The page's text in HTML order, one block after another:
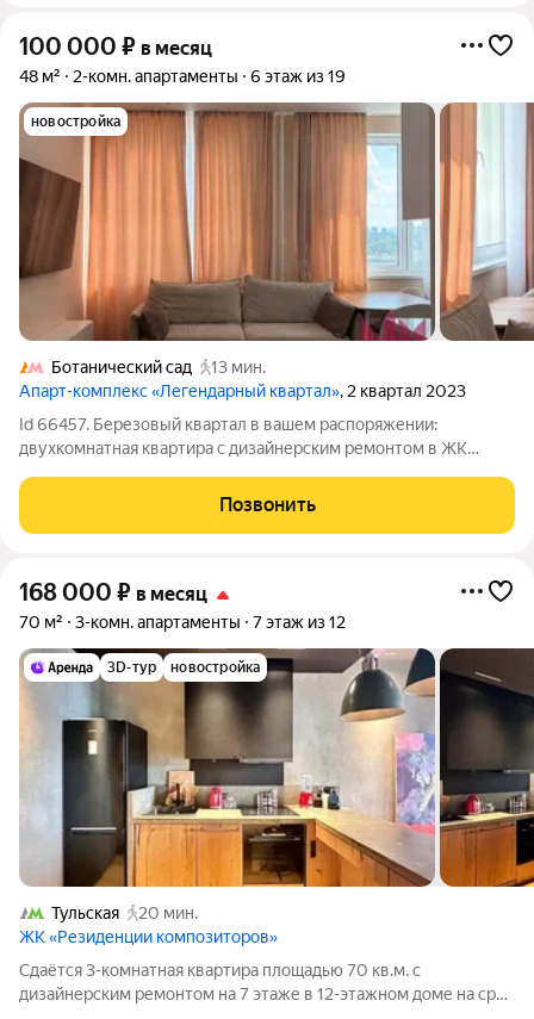
100 000 ₽ в месяц
48 м² 2-комн. апартаменты 6 этаж из 19
новостройка
Ботанический сад
13 мин.
Апарт-комплекс «Легендарный квартал», 2 квартал 2023
Id 66457. Березовый квартал в вашем распоряжении:
двухкомнатная квартира с дизайнерским ремонтом в ЖК
поселиться в доме, построенном в 2023 году, и сразу же
наслаждаться продуманным
Позвонить
168 000 ₽ в месяц
70 м² 3-комн. апартаменты 7 этаж из 12
3D-тур новостройка
Тульская
20 мин.
ЖК «Резиденции композиторов»
Сдаётся 3-комнатная квартира площадью 70 кв.м. с
дизайнерским ремонтом на 7 этаже в 12-этажном доме на срок